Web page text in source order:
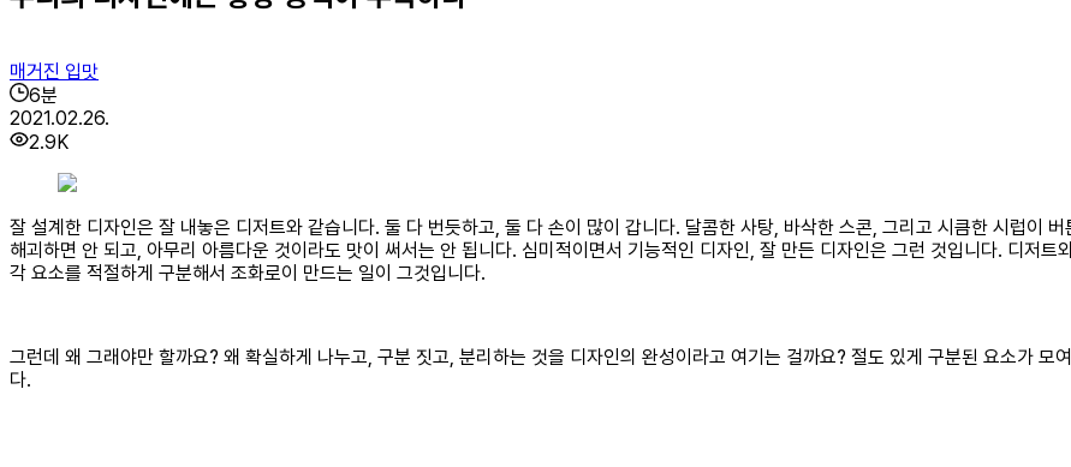
매거진 입맛
6분
2021.02.26.
2.9K
잘 설계한 디자인은 잘 내놓은 디저트와 같습니다. 둘 다 번듯하고, 둘 다 손이 많이 갑니다. 달콤한 사탕, 바삭한 스콘, 그리고 시큼한 시럽이
해괴하면 안 되고, 아무리 아름다운 것이라도 맛이 써서는 안 됩니다. 심미적이면서 기능적인 디자인, 잘 만든 디자인은 그런 것입니다. 디저
각 요소를 적절하게 구분해서 조화로이 만드는 일이 그것입니다.
그런데 왜 그래야만 할까요? 왜 확실하게 나누고, 구분 짓고, 분리하는 것을 디자인의 완성이라고 여기는 걸까요? 절도 있게 구분된 요소가 모
다.